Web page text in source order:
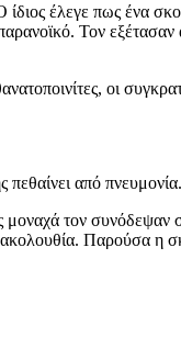
έλεγε πως ένα
Τον εξέτασαν
οι
πεθαίνει από πνευμονία.
τον συνόδεψαν
Παρούσα η